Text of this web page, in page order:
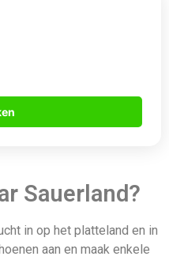
Sauerland?
in op het platteland en in
aan en maak enkele